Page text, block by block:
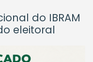
do IBRAM
eleitoral